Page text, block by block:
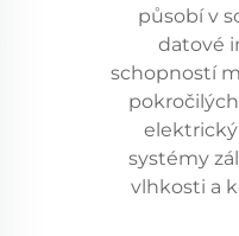
působí v
datové
schopností
systémy
vlhkosti a